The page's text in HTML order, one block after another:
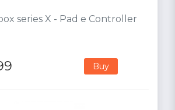
series X - Pad e Controller
Buy